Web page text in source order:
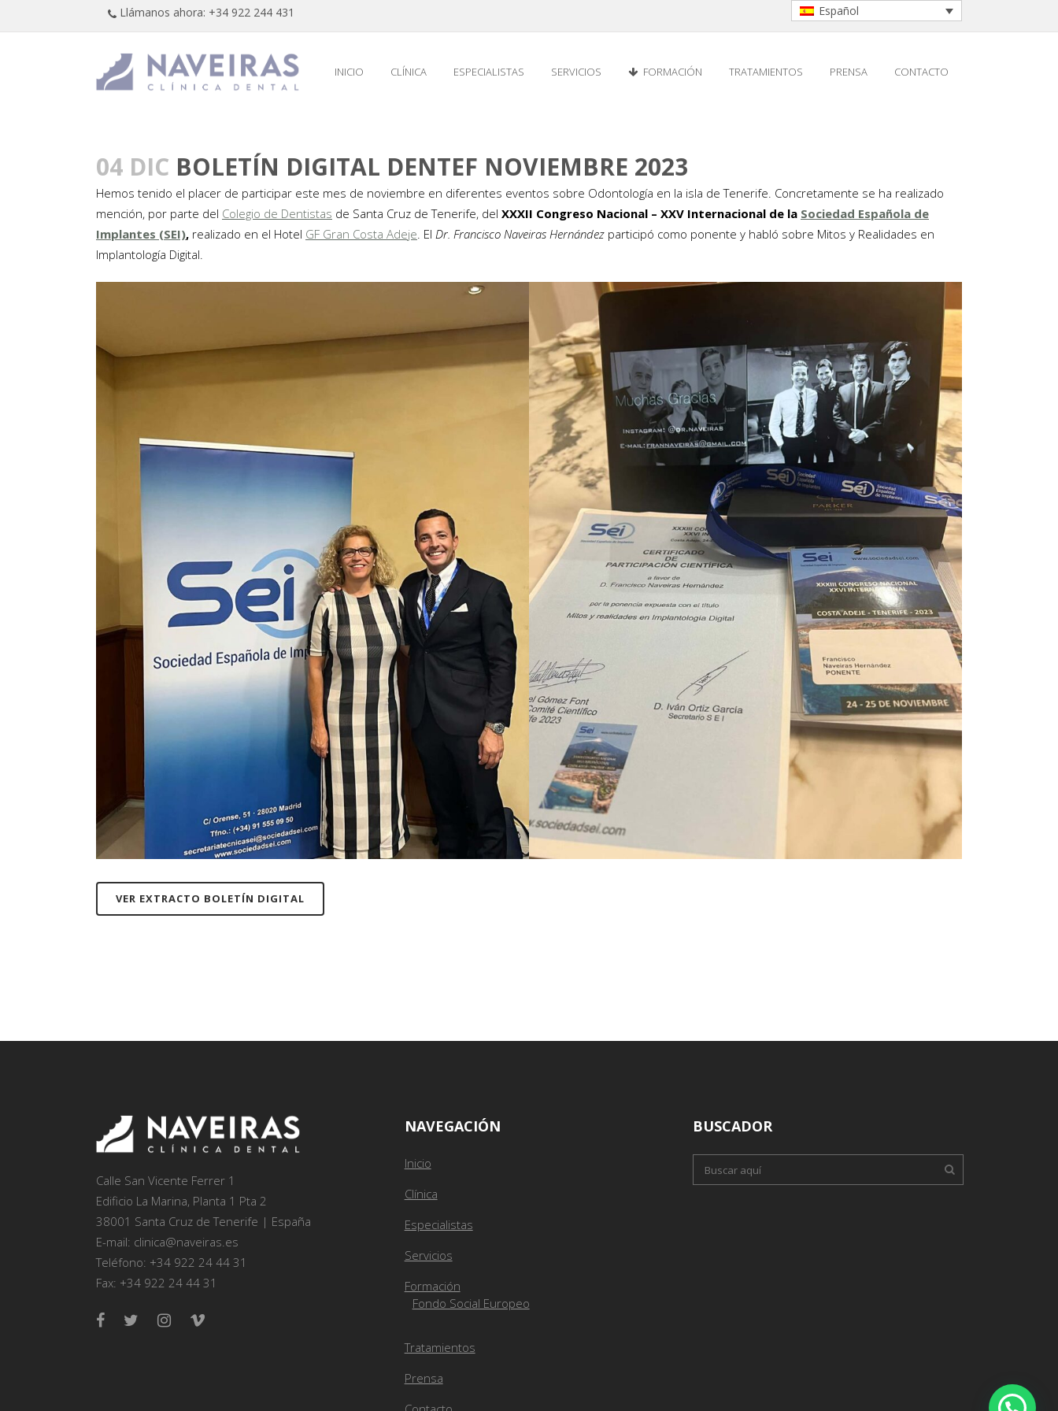
Llámanos ahora: +34 922 244 431 Español
INICIO CLÍNICA ESPECIALISTAS SERVICIOS FORMACIÓN TRATAMIENTOS PRENSA CONTACTO
04 DIC BOLETÍN DIGITAL DENTEF NOVIEMBRE 2023
Hemos tenido el placer de participar este mes de noviembre en diferentes eventos sobre Odontología en la isla de Tenerife. Concretamente se ha realizado
mención, por parte del Colegio de Dentistas de Santa Cruz de Tenerife, del XXXII Congreso Nacional – XXV Internacional de la Sociedad Española de
Implantes (SEI), realizado en el Hotel GF Gran Costa Adeje. El Dr. Francisco Naveiras Hernández participó como ponente y habló sobre Mitos y Realidades en
Implantología Digital.
VER EXTRACTO BOLETÍN DIGITAL
Calle San Vicente Ferrer 1
Edificio La Marina, Planta 1 Pta 2
38001 Santa Cruz de Tenerife | España
E-mail: clinica@naveiras.es
Teléfono: +34 922 24 44 31
Fax: +34 922 24 44 31
NAVEGACIÓN
Inicio
Clínica
Especialistas
Servicios
Formación
Fondo Social Europeo
Tratamientos
Prensa
BUSCADOR